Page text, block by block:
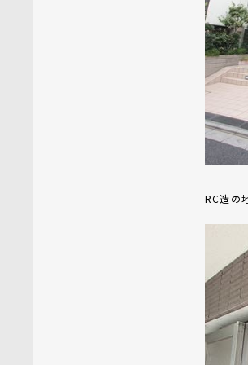
RC造の